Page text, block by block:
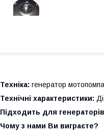
Техніка: генератор мотопомпа
Технічні характеристики:
Підходить для
Чому з нами Ви виграєте?